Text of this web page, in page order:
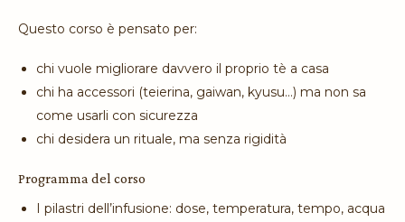
Questo corso è pensato per:
chi vuole migliorare davvero il proprio tè a casa
chi ha accessori (teierina, gaiwan, kyusu…) ma non sa
come usarli con sicurezza
chi desidera un rituale, ma senza rigidità
Programma del corso
I pilastri dell’infusione: dose, temperatura, tempo, acqua